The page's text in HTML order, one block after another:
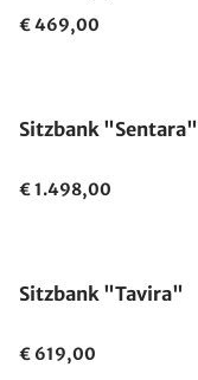
€ 469,00
Sitzbank "Sentara"
€ 1.498,00
Sitzbank "Tavira"
€ 619,00